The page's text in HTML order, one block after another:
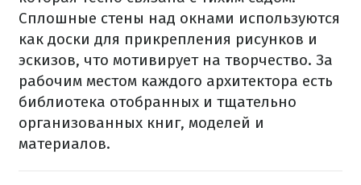
Сплошные стены над окнами используются
как доски для прикрепления рисунков и
эскизов, что мотивирует на творчество. За
рабочим местом каждого архитектора есть
библиотека отобранных и тщательно
организованных книг, моделей и
материалов.